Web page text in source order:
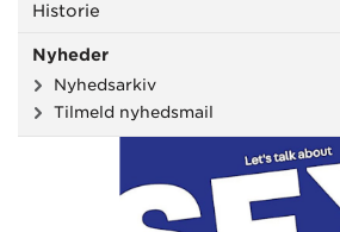
Historie
Nyheder
Nyhedsarkiv
Tilmeld nyhedsmail